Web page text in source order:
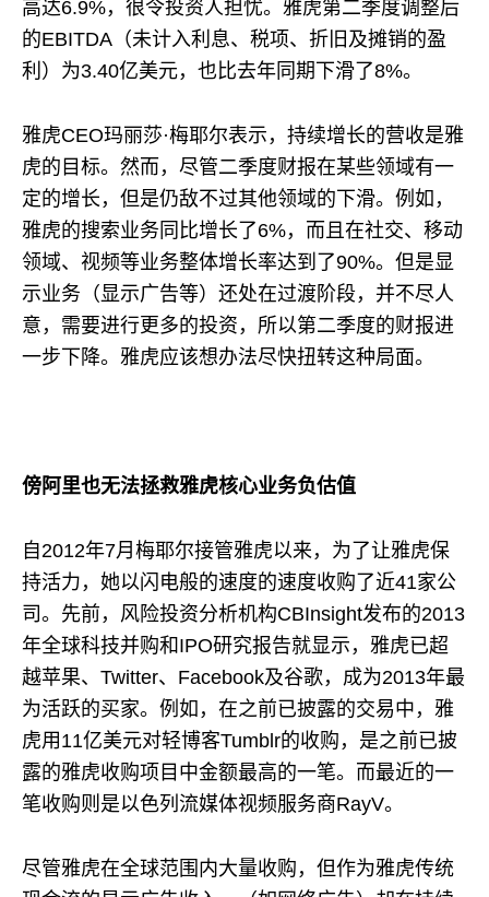
高达6.9%，很令投资人担忧。雅虎第二季度调整后
的EBITDA（未计入利息、税项、折旧及摊销的盈
利）为3.40亿美元，也比去年同期下滑了8%。
雅虎CEO玛丽莎·梅耶尔表示，持续增长的营收是雅
虎的目标。然而，尽管二季度财报在某些领域有一
定的增长，但是仍敌不过其他领域的下滑。例如，
雅虎的搜索业务同比增长了6%，而且在社交、移动
领域、视频等业务整体增长率达到了90%。但是显
示业务（显示广告等）还处在过渡阶段，并不尽人
意，需要进行更多的投资，所以第二季度的财报进
一步下降。雅虎应该想办法尽快扭转这种局面。
傍阿里也无法拯救雅虎核心业务负估值
自2012年7月梅耶尔接管雅虎以来，为了让雅虎保
持活力，她以闪电般的速度的速度收购了近41家公
司。先前，风险投资分析机构CBInsight发布的2013
年全球科技并购和IPO研究报告就显示，雅虎已超
越苹果、Twitter、Facebook及谷歌，成为2013年最
为活跃的买家。例如，在之前已披露的交易中，雅
虎用11亿美元对轻博客Tumblr的收购，是之前已披
露的雅虎收购项目中金额最高的一笔。而最近的一
笔收购则是以色列流媒体视频服务商RayV。
尽管雅虎在全球范围内大量收购，但作为雅虎传统